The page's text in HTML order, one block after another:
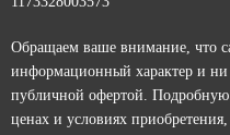
Обращаем ваше внимание, что
информационный характер и ни
публичной офертой.
ценах и условиях